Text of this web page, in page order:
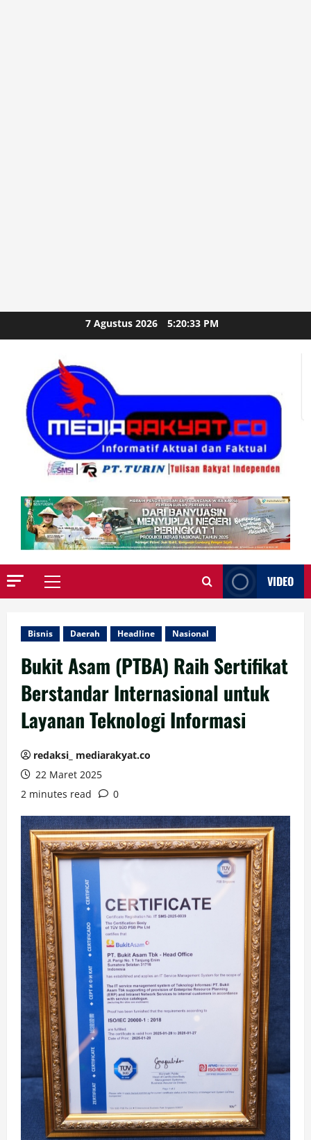
to
7 Agustus 2026 5:20:35 PM
Primary
VIDEO
Bisnis Daerah Headline Nasional
Bukit Asam (PTBA) Raih Sertifikat
Berstandar Internasional untuk
Layanan Teknologi Informasi
redaksi_ mediarakyat.co
22 Maret 2025
2 minutes read
0